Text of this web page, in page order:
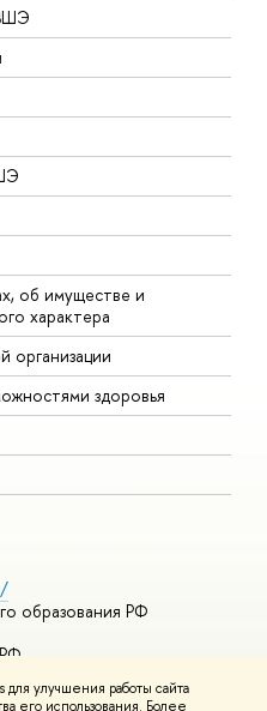
улучшения работы сайта
его использования. Более
об имуществе и
характера
организации
здоровья
образования РФ